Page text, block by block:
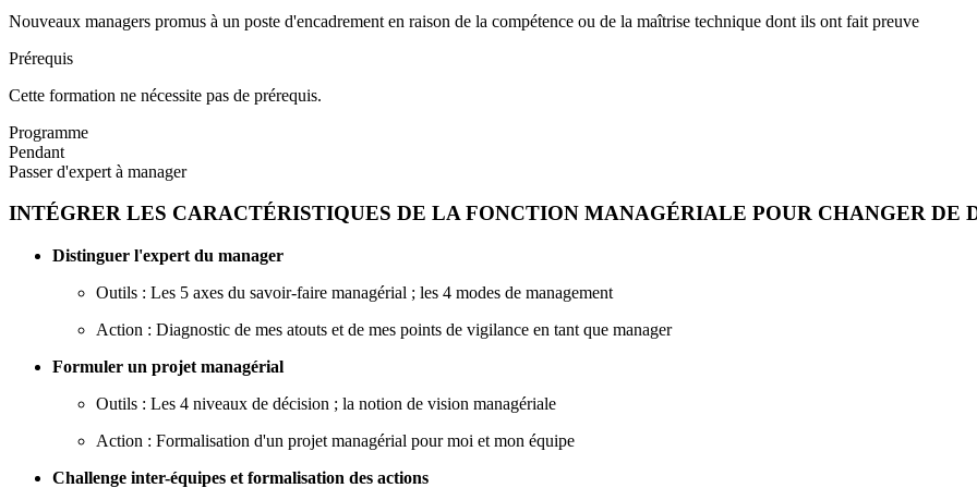
Nouveaux managers promus à un poste d'encadrement en raison de la compétence ou de la maîtrise technique dont ils ont fait preuve
Prérequis
Cette formation ne nécessite pas de prérequis.
Programme
Pendant
Passer d'expert à manager
INTÉGRER LES CARACTÉRISTIQUES DE LA FONCTION MANAGÉRIALE POUR CHANGER DE
Distinguer l'expert du manager
Outils : Les 5 axes du savoir-faire managérial ; les 4 modes de management
Action : Diagnostic de mes atouts et de mes points de vigilance en tant que manager
Formuler un projet managérial
Outils : Les 4 niveaux de décision ; la notion de vision managériale
Action : Formalisation d'un projet managérial pour moi et mon équipe
Challenge inter-équipes et formalisation des actions